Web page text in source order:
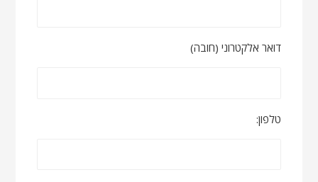
דואר אלקטרוני (חובה)
טלפון: